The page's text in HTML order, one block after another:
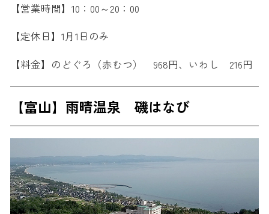
【営業時間】10：00～20：00
【定休日】1月1日のみ
【料金】のどぐろ（赤むつ） 968円、いわし 216円
【富山】雨晴温泉 磯はなび